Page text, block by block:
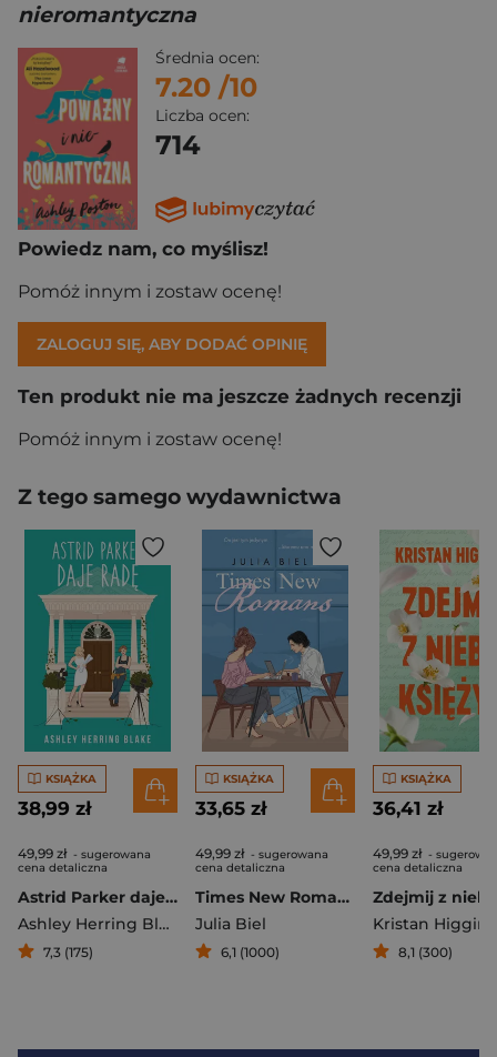
nieromantyczna
Średnia ocen:
7.20 /10
Liczba ocen:
714
Powiedz nam, co myślisz!
Pomóż innym i zostaw ocenę!
ZALOGUJ SIĘ, ABY DODAĆ OPINIĘ
Ten produkt nie ma jeszcze żadnych recenzji
Pomóż innym i zostaw ocenę!
Z tego samego wydawnictwa
KSIĄŻKA
38,99 zł
49,99 zł - sugerowana
cena detaliczna
Astrid Parker daje radę
Ashley Herring Blake
7,3 (175)
KSIĄŻKA
33,65 zł
49,99 zł - sugerowana
cena detaliczna
Times New Romans
Julia Biel
6,1 (1000)
KSIĄŻKA
36,41 zł
49,99 zł -
cena detaliczna
Kristan Higgins
8,1 (300)